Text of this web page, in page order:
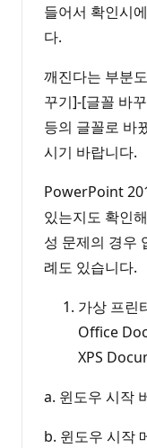
들어서 확인시
다.
깨진다는 부분
꾸기]-[글꼴 바
등의 글꼴로 바
시기 바랍니다.
PowerPoint
있는지도 확인
성 문제의 경우
례도 있습니다.
가상 프린
Office
XPS
a. 윈도우 시작
b. 윈도우 시작